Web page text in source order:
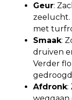
Geur:
zeelucht.
met
Smaak:
druiven
Verder
Afdronk:
weggaan